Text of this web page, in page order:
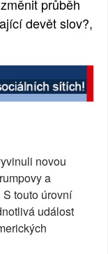
průběh
devět slov?,
novou
a
touto úrovní
událost